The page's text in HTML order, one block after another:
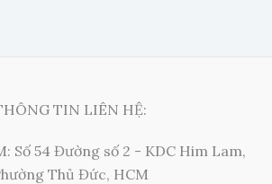
TIN LIÊN HỆ:
Số 54 Đường số 2 - KDC Him Lam,
Thủ Đức, HCM